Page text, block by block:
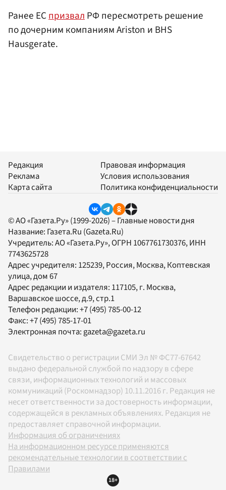
Ранее ЕСпризвалРФ пересмотреть решение
по дочерним компаниям Ariston и BHS
Hausgerate.
Редакция
Реклама
Карта сайта
Правовая информация
Условия использования
Политика конфиденциальности
© АО «Газета.Ру» (1999-2026) – Главные новости дня
Название: Газета.Ru (Gazeta.Ru)
Учредитель:АО «Газета.Ру», ОГРН 1067761730376, ИНН
7743625728
Адрес учредителя: 125239, Россия, Москва, Коптевская
улица, дом 67
Адрес редакции и издателя: 117105, г. Москва,
Варшавское шоссе, д.9, стр.1
Телефон редакции:+7 (495) 785-00-12
Факс:+7 (495) 785-17-01
Электронная почта: gazeta@gazeta.ru
Свидетельство о регистрации СМИ Эл № ФС77-67642
выдано федеральной службой по надзору в сфере
связи, информационных технологий и массовых
коммуникаций (Роскомнадзор) 10.11.2016 г. Редакция не
несет ответственности за достоверность информации,
содержащейся в рекламных объявлениях. Редакция не
предоставляет справочной информации.
Информация об ограничениях
На информационном ресурсе применяются
рекомендательные технологии в соответствии с
Правилами
18+